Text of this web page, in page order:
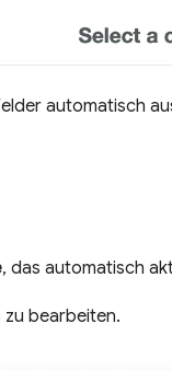
automatisch
, das automatisch
zu bearbeiten.